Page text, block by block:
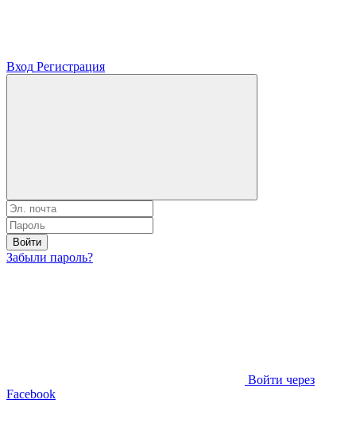
Вход Регистрация
Войти
Забыли пароль?
Войти через
Facebook